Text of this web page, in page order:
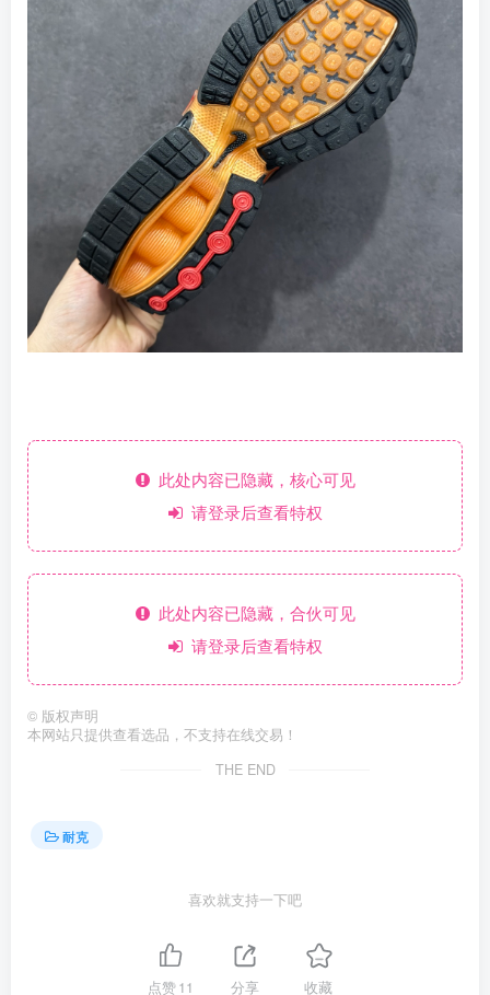
此处内容已隐藏，核心可见
请登录后查看特权
此处内容已隐藏，合伙可见
请登录后查看特权
© 版权声明
本网站只提供查看选品，不支持在线交易！
THE END
耐克
喜欢就支持一下吧
点赞11 分享 收藏